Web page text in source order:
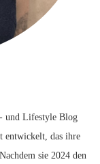
und Lifestyle Blog
entwickelt, das ihre
sie 2024 den